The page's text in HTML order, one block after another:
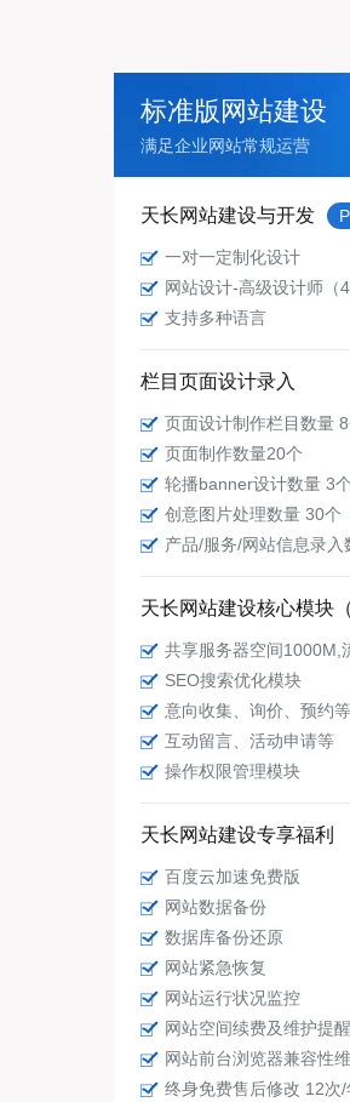
标准版网站建设
满足企业网站常规运营
天长网站建设与开发
一对一定制化设计
网站设计-高级设计师（4
支持多种语言
栏目页面设计录入
页面设计制作栏目数量
页面制作数量20个
轮播banner设计数量 3个
创意图片处理数量 30个
产品/服务/网站信息录入
天长网站建设核心模块
共享服务器空间1000M,
SEO搜索优化模块
意向收集、询价、预约等
互动留言、活动申请等
操作权限管理模块
天长网站建设专享福利
百度云加速免费版
网站数据备份
数据库备份还原
网站紧急恢复
网站运行状况监控
网站空间续费及维护提醒
网站前台浏览器兼容性
终身免费售后修改 12次/